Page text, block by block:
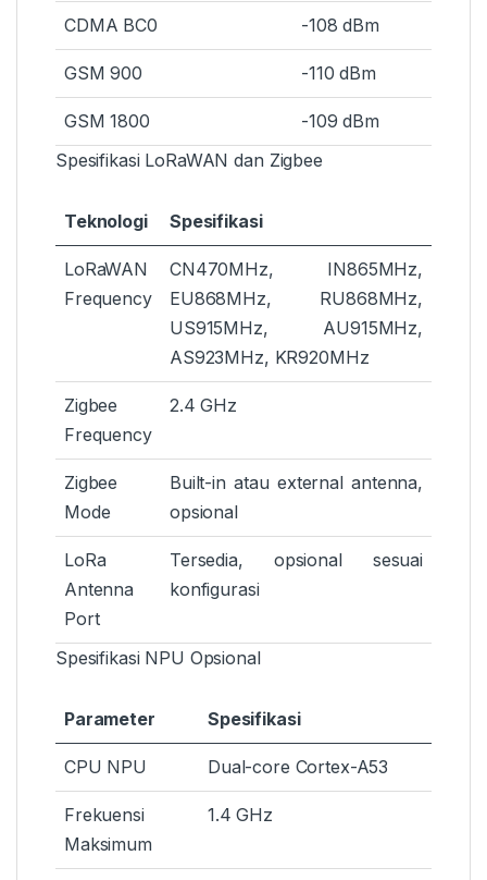
CDMA BC0 -108 dBm
GSM 900 -110 dBm
GSM 1800
-109 dBm
Spesifikasi LoRaWAN dan Zigbee
Teknologi Spesifikasi
LoRaWAN
Frequency
CN470MHz, IN865MHz,
EU868MHz, RU868MHz,
US915MHz, AU915MHz,
AS923MHz, KR920MHz
Zigbee
Frequency
2.4 GHz
Zigbee
Mode
Built-in atau external antenna,
opsional
LoRa
Antenna
Port
Tersedia, opsional sesuai
konfigurasi
Spesifikasi NPU Opsional
Parameter Spesifikasi
CPU NPU Dual-core Cortex-A53
Frekuensi
Maksimum
1.4 GHz